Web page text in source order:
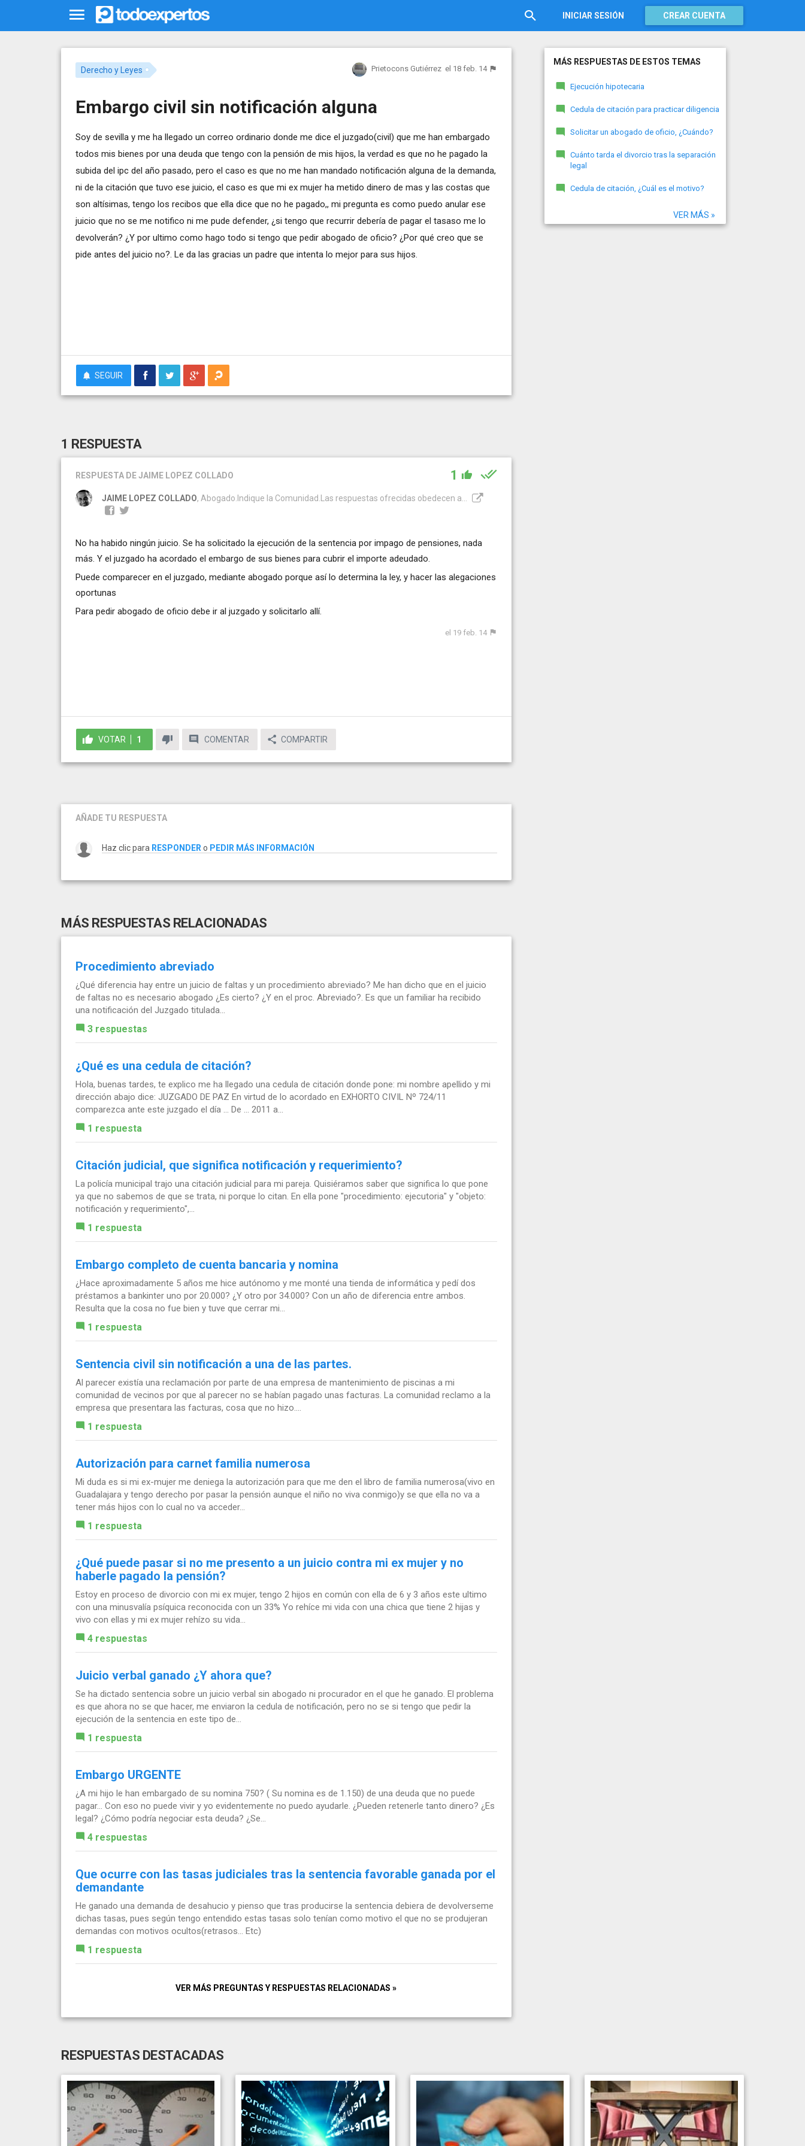
INICIAR SESIÓN CREAR CUENTA
Derecho y Leyes Prietocons Gutiérrez el 18 feb. 14
Embargo civil sin notificación alguna
Soy de sevilla y me ha llegado un correo ordinario donde me dice el juzgado(civil) que me han embargado
todos mis bienes por una deuda que tengo con la pensión de mis hijos, la verdad es que no he pagado la
subida del ipc del año pasado, pero el caso es que no me han mandado notificación alguna de la demanda,
ni de la citación que tuvo ese juicio, el caso es que mi ex mujer ha metido dinero de mas y las costas que
son altísimas, tengo los recibos que ella dice que no he pagado,, mi pregunta es como puedo anular ese
juicio que no se me notifico ni me pude defender, ¿si tengo que recurrir debería de pagar el tasaso me lo
devolverán? ¿Y por ultimo como hago todo si tengo que pedir abogado de oficio? ¿Por qué creo que se
pide antes del juicio no?. Le da las gracias un padre que intenta lo mejor para sus hijos.
SEGUIR
1 RESPUESTA
RESPUESTA DE JAIME LOPEZ COLLADO 1
JAIME LOPEZ COLLADO, Abogado.Indique la Comunidad.Las respuestas ofrecidas obedecen a...
No ha habido ningún juicio. Se ha solicitado la ejecución de la sentencia por impago de pensiones, nada
más. Y el juzgado ha acordado el embargo de sus bienes para cubrir el importe adeudado.
Puede comparecer en el juzgado, mediante abogado porque así lo determina la ley, y hacer las alegaciones
oportunas
Para pedir abogado de oficio debe ir al juzgado y solicitarlo allí.
el 19 feb. 14
VOTAR 1 COMENTAR COMPARTIR
AÑADE TU RESPUESTA
Haz clic para RESPONDER o PEDIR MÁS INFORMACIÓN
MÁS RESPUESTAS RELACIONADAS
Procedimiento abreviado
¿Qué diferencia hay entre un juicio de faltas y un procedimiento abreviado? Me han dicho que en el juicio
de faltas no es necesario abogado ¿Es cierto? ¿Y en el proc. Abreviado?. Es que un familiar ha recibido
una notificación del Juzgado titulada...
3 respuestas
¿Qué es una cedula de citación?
Hola, buenas tardes, te explico me ha llegado una cedula de citación donde pone: mi nombre apellido y mi
dirección abajo dice: JUZGADO DE PAZ En virtud de lo acordado en EXHORTO CIVIL Nº 724/11
comparezca ante este juzgado el día ... De ... 2011 a...
1 respuesta
Citación judicial, que significa notificación y requerimiento?
La policía municipal trajo una citación judicial para mi pareja. Quisiéramos saber que significa lo que pone
ya que no sabemos de que se trata, ni porque lo citan. En ella pone "procedimiento: ejecutoria" y "objeto:
notificación y requerimiento",...
1 respuesta
Embargo completo de cuenta bancaria y nomina
¿Hace aproximadamente 5 años me hice autónomo y me monté una tienda de informática y pedí dos
préstamos a bankinter uno por 20.000? ¿Y otro por 34.000? Con un año de diferencia entre ambos.
Resulta que la cosa no fue bien y tuve que cerrar mi...
1 respuesta
Sentencia civil sin notificación a una de las partes.
Al parecer existía una reclamación por parte de una empresa de mantenimiento de piscinas a mi
comunidad de vecinos por que al parecer no se habían pagado unas facturas. La comunidad reclamo a la
empresa que presentara las facturas, cosa que no hizo....
1 respuesta
Autorización para carnet familia numerosa
Mi duda es si mi ex-mujer me deniega la autorización para que me den el libro de familia numerosa(vivo en
Guadalajara y tengo derecho por pasar la pensión aunque el niño no viva conmigo)y se que ella no va a
tener más hijos con lo cual no va acceder...
1 respuesta
¿Qué puede pasar si no me presento a un juicio contra mi ex mujer y no
haberle pagado la pensión?
Estoy en proceso de divorcio con mi ex mujer, tengo 2 hijos en común con ella de 6 y 3 años este ultimo
con una minusvalía psíquica reconocida con un 33% Yo rehíce mi vida con una chica que tiene 2 hijas y
vivo con ellas y mi ex mujer rehízo su vida...
4 respuestas
Juicio verbal ganado ¿Y ahora que?
Se ha dictado sentencia sobre un juicio verbal sin abogado ni procurador en el que he ganado. El problema
es que ahora no se que hacer, me enviaron la cedula de notificación, pero no se si tengo que pedir la
ejecución de la sentencia en este tipo de...
1 respuesta
Embargo URGENTE
¿A mi hijo le han embargado de su nomina 750? ( Su nomina es de 1.150) de una deuda que no puede
pagar... Con eso no puede vivir y yo evidentemente no puedo ayudarle. ¿Pueden retenerle tanto dinero? ¿Es
legal? ¿Cómo podría negociar esta deuda? ¿Se...
4 respuestas
Que ocurre con las tasas judiciales tras la sentencia favorable ganada por el
demandante
He ganado una demanda de desahucio y pienso que tras producirse la sentencia debiera de devolverseme
dichas tasas, pues según tengo entendido estas tasas solo tenían como motivo el que no se produjeran
demandas con motivos ocultos(retrasos... Etc)
1 respuesta
VER MÁS PREGUNTAS Y RESPUESTAS RELACIONADAS »
MÁS RESPUESTAS DE ESTOS TEMAS
Ejecución hipotecaria
Cedula de citación para practicar diligencia
Solicitar un abogado de oficio, ¿Cuándo?
Cuánto tarda el divorcio tras la separación
legal
Cedula de citación, ¿Cuál es el motivo?
VER MÁS »
RESPUESTAS DESTACADAS